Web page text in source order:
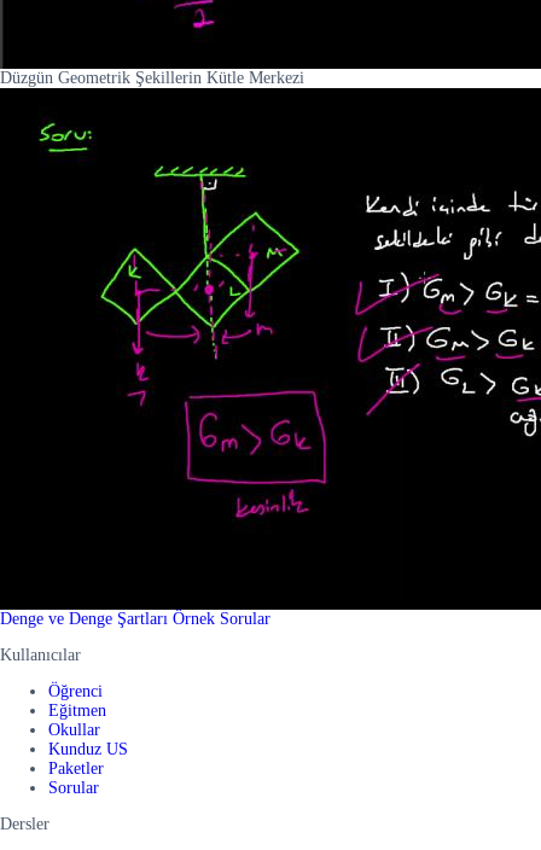
Düzgün Geometrik Şekillerin Kütle Merkezi
Denge ve Denge Şartları Örnek Sorular
Kullanıcılar
Öğrenci
Eğitmen
Okullar
Kunduz US
Paketler
Sorular
Dersler